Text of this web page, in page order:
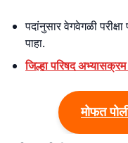
पदांनुसार वेगवेगळी
पाहा.
जिल्हा परिषद
मोफत